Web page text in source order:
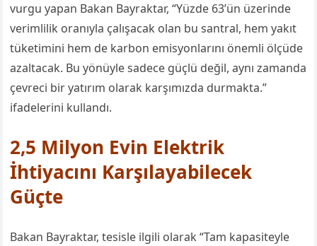
vurgu yapan Bakan Bayraktar, “Yüzde 63’ün üzerinde
verimlilik oranıyla çalışacak olan busantral, hem yakıt
tüketimini hem de karbon emisyonlarını önemli ölçüde
azaltacak. Bu yönüyle sadece güçlü değil, aynı zamanda
çevreci bir yatırım olarak karşımızda durmakta.”
ifadelerini kullandı.
2,5 Milyon Evin Elektrik
İhtiyacını Karşılayabilecek
Güçte
Bakan Bayraktar,tesisle ilgili olarak“Tam kapasiteyle